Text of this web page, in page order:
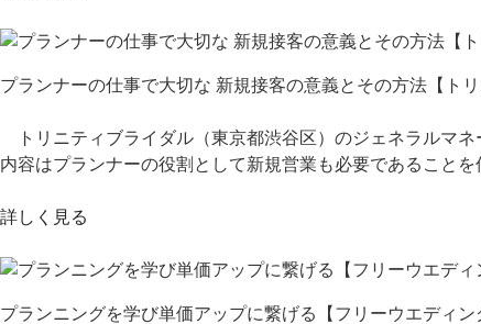
プランナーの仕事で大切な 新規接客の意義とその方法【ト
トリニティブライダル（東京都渋谷区）のジェネラルマ
内容はプランナーの役割として新規営業も必要であること
詳しく見る
プランニングを学び単価アップに繋げる【フリーウエディン